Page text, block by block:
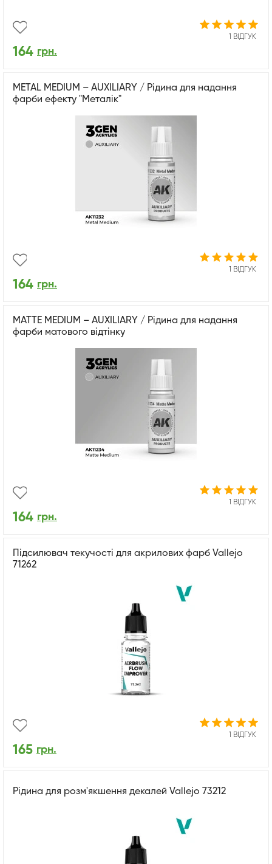
1 ВІДГУК
164 грн.
METAL MEDIUM – AUXILIARY / Рідина для надання
фарби ефекту "Металік"
1 ВІДГУК
164 грн.
MATTE MEDIUM – AUXILIARY / Рідина для надання
фарби матового відтінку
1 ВІДГУК
164 грн.
Підсилювач текучості для акрилових фарб Vallejo
71262
1 ВІДГУК
165 грн.
Рідина для розм'якшення декалей Vallejo 73212